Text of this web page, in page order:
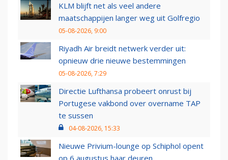
KLM blijft net als veel andere
maatschappijen langer weg uit Golfregio
05-08-2026, 9:00
Riyadh Air breidt netwerk verder uit:
opnieuw drie nieuwe bestemmingen
05-08-2026, 7:29
Directie Lufthansa probeert onrust bij
Portugese vakbond over overname TAP
te sussen
04-08-2026, 15:33
Nieuwe Privium-lounge op Schiphol opent